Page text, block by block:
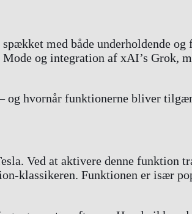
spækket med både underholdende
og integration af xAI’s Grok,
og hvornår funktionerne bliver
Ved at aktivere denne funktion
klassikeren. Funktionen er især